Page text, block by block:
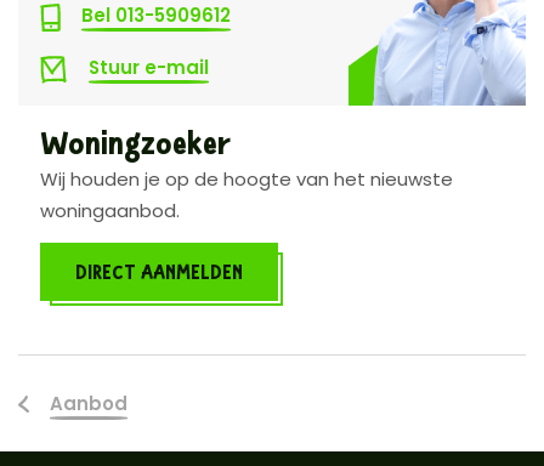
Bel 013-5909612
Stuur e-mail
Woningzoeker
Wij houden je op de hoogte van het nieuwste
woningaanbod.
DIRECT AANMELDEN
Aanbod